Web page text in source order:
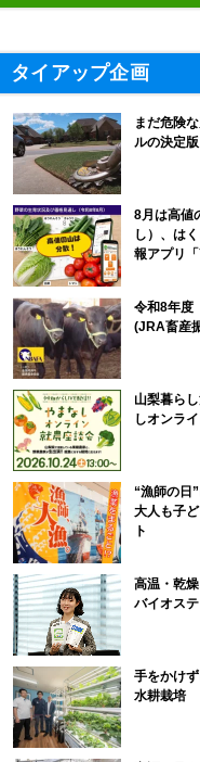
タイアップ企画
まだ危険
ルの決定
8月は高値
し）、は
報アプリ「
令和8年度
(JRA畜産
山梨暮ら
しオンラ
“漁師の日
大人も子
ト
高温・乾
バイオス
手をかけ
水耕栽培